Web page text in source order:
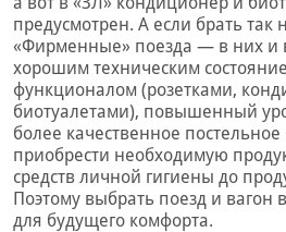
предусмотрен. А если брать так
«Фирменные» поезда — в них и
хорошим техническим
функционалом (розетками,
биотуалетами), повышенный
более качественное
приобрести необходимую
средств личной гигиены до
Поэтому выбрать поезд и
для будущего комфорта.